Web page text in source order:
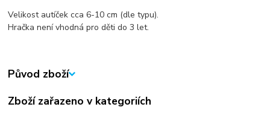
Velikost autíček cca 6-10 cm (dle typu).
Hračka není vhodná pro děti do 3 let.
Původ zboží
Zboží zařazeno v kategoriích